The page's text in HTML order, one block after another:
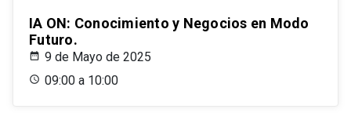
IA ON: Conocimiento y Negocios en Modo
Futuro.
9 de Mayo de 2025
09:00 a 10:00